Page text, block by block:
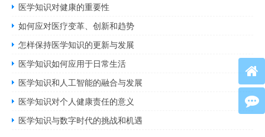
医学知识对健康的重要性
如何应对医疗变革、创新和趋势
怎样保持医学知识的更新与发展
医学知识如何应用于日常生活
医学知识和人工智能的融合与发展
医学知识对个人健康责任的意义
医学知识与数字时代的挑战和机遇